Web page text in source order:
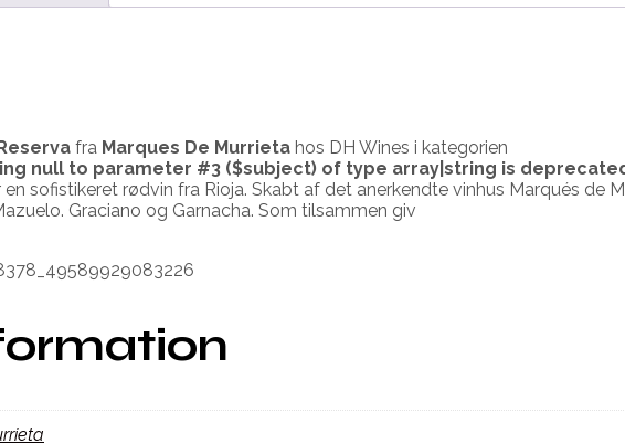
fra Marques De Murrieta hos DH Wines i kategorien
null to parameter #3 ($subject) of type array|string is
en sofistikeret rødvin fra Rioja. Skabt af det anerkendte vinhus Marqués de
Graciano og Garnacha. Som tilsammen giv